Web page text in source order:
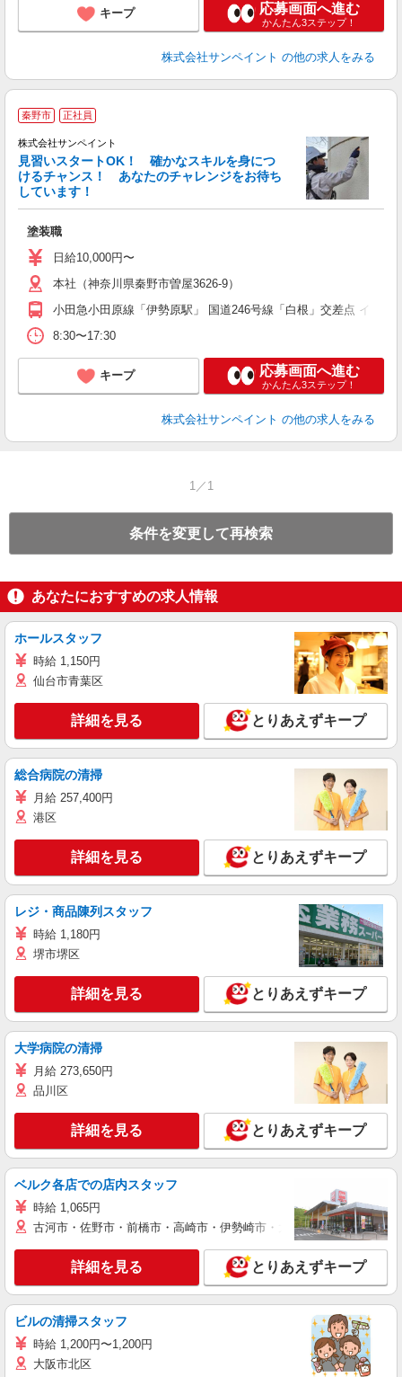
キープ 応募画面へ進む
かんたん3ステップ！
株式会社サンペイント の他の求人をみる
秦野市 正社員
株式会社サンペイント
見習いスタートOK！ 確かなスキルを身につ
けるチャンス！ あなたのチャレンジをお待ち
しています！
塗装職
日給10,000円〜
本社（神奈川県秦野市曽屋3626-9）
小田急小田原線「伊勢原駅」 国道246号線「白根」交差点 イオ
8:30〜17:30
キープ 応募画面へ進む
かんたん3ステップ！
株式会社サンペイント の他の求人をみる
1／1
条件を変更して再検索
あなたにおすすめの求人情報
ホールスタッフ
時給 1,150円
仙台市青葉区
詳細を見る とりあえずキープ
総合病院の清掃
月給 257,400円
港区
詳細を見る とりあえずキープ
レジ・商品陳列スタッフ
時給 1,180円
堺市堺区
詳細を見る とりあえずキープ
大学病院の清掃
月給 273,650円
品川区
詳細を見る とりあえずキープ
ベルク各店での店内スタッフ
時給 1,065円
古河市・佐野市・前橋市・高崎市・伊勢崎市・太田市・館林市・藤
詳細を見る とりあえずキープ
ビルの清掃スタッフ
時給 1,200円〜1,200円
大阪市北区